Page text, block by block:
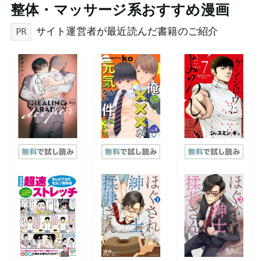
整体・マッサージ系おすすめ漫画
PR サイト運営者が最近読んだ書籍のご紹介